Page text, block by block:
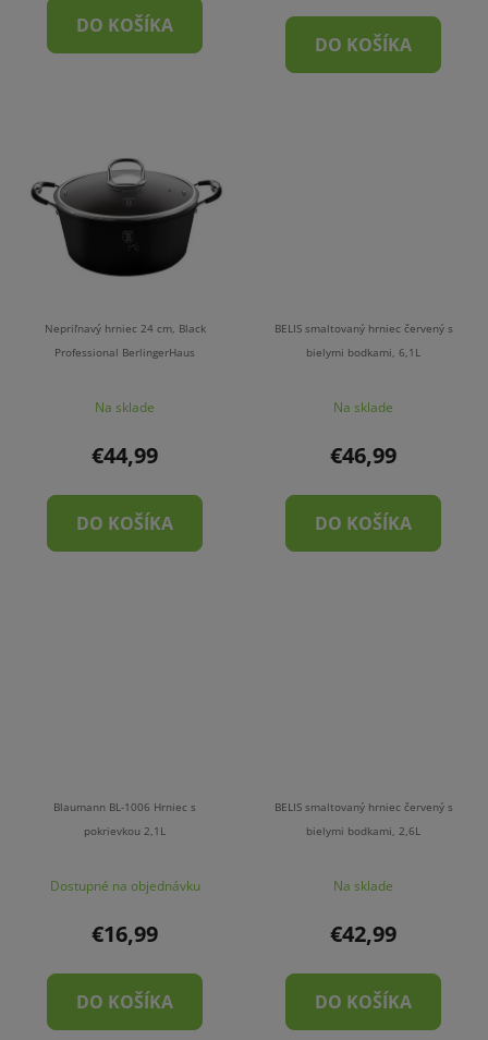
DO KOŠÍKA
DO KOŠÍKA
Nepriľnavý hrniec 24 cm, Black
Professional BerlingerHaus
Na sklade
€44,99
DO KOŠÍKA
BELIS smaltovaný hrniec červený s
bielymi bodkami, 6,1L
Na sklade
€46,99
DO KOŠÍKA
Blaumann BL-1006 Hrniec s
pokrievkou 2,1L
Dostupné na objednávku
€16,99
DO KOŠÍKA
BELIS smaltovaný hrniec červený s
bielymi bodkami, 2,6L
Na sklade
€42,99
DO KOŠÍKA